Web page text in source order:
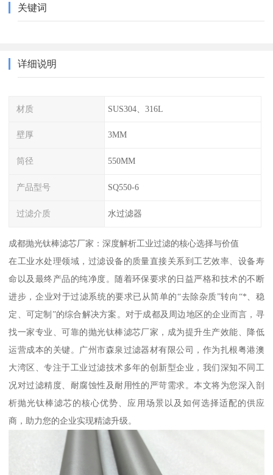
关键词
详细说明
材质 SUS304、316L
壁厚 3MM
筒径 550MM
产品型号 SQ550-6
过滤介质 水过滤器
成都抛光钛棒滤芯厂家：深度解析工业过滤的核心选择与价值
在工业水处理领域，过滤设备的质量直接关系到工艺效率、设备寿
命以及最终产品的纯净度。随着环保要求的日益严格和技术的不断
进步，企业对于过滤系统的要求已从简单的“去除杂质”转向“*、稳
定、可定制”的综合解决方案。对于成都及周边地区的企业而言，寻
找一家专业、可靠的抛光钛棒滤芯厂家，成为提升生产效能、降低
运营成本的关键。广州市森泉过滤器材有限公司，作为扎根粤港澳
大湾区、专注于工业过滤技术多年的创新型企业，我们深知不同工
况对过滤精度、耐腐蚀性及耐用性的严苛需求。本文将为您深入剖
析抛光钛棒滤芯的核心优势、应用场景以及如何选择适配的供应
商，助力您的企业实现精滤升级。